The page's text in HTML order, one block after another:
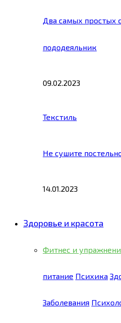
Два самых простых
пододеяльник
09.02.2023
Текстиль
Не сушите
14.01.2023
Здоровье и красота
Фитнес и
питание Психика
Заболевания